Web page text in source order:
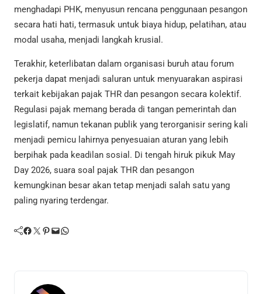
menghadapi PHK, menyusun rencana penggunaan pesangon
secara hati hati, termasuk untuk biaya hidup, pelatihan, atau
modal usaha, menjadi langkah krusial.
Terakhir, keterlibatan dalam organisasi buruh atau forum
pekerja dapat menjadi saluran untuk menyuarakan aspirasi
terkait kebijakan pajak THR dan pesangon secara kolektif.
Regulasi pajak memang berada di tangan pemerintah dan
legislatif, namun tekanan publik yang terorganisir sering kali
menjadi pemicu lahirnya penyesuaian aturan yang lebih
berpihak pada keadilan sosial. Di tengah hiruk pikuk May
Day 2026, suara soal pajak THR dan pesangon
kemungkinan besar akan tetap menjadi salah satu yang
paling nyaring terdengar.
Facebook Twitter Pinterest Mail WhatsApp